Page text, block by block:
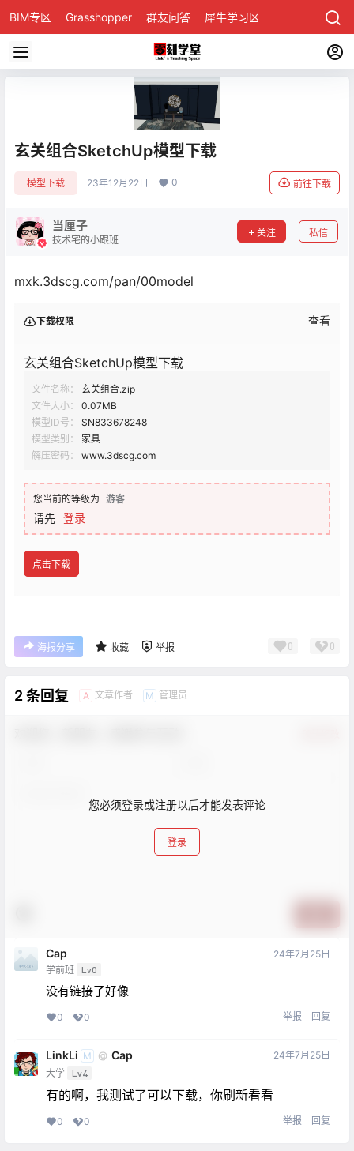
BIM专区 Grasshopper 群友问答 犀牛学习区
玄关组合SketchUp模型下载
模型下载 23年12月22日 0 前往下载
当厘子
技术宅的小跟班
关注 私信
mxk.3dscg.com/pan/00model
下载权限 查看
玄关组合SketchUp模型下载
文件名称：
玄关组合.zip
文件大小：
0.07MB
模型ID号：
SN833678248
模型类别：
家具
解压密码：
www.3dscg.com
您当前的等级为 游客
请先 登录
点击下载
海报分享 收藏 举报 0 0
2 条回复 A 文章作者 M 管理员
您必须登录或注册以后才能发表评论
登录
Cap
学前班 Lv0
24年7月25日
没有链接了好像
0 0 举报 回复
LinkLi M @ Cap
大学 Lv4
24年7月25日
有的啊，我测试了可以下载，你刷新看看
0 0 举报 回复